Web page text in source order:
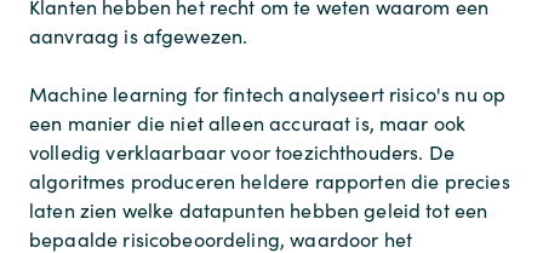
Klanten hebben het recht om te weten waarom een
aanvraag is afgewezen.
Machine learning for fintech analyseert risico's nu op
een manier die niet alleen accuraat is, maar ook
volledig verklaarbaar voor toezichthouders. De
algoritmes produceren heldere rapporten die precies
laten zien welke datapunten hebben geleid tot een
bepaalde risicobeoordeling, waardoor het